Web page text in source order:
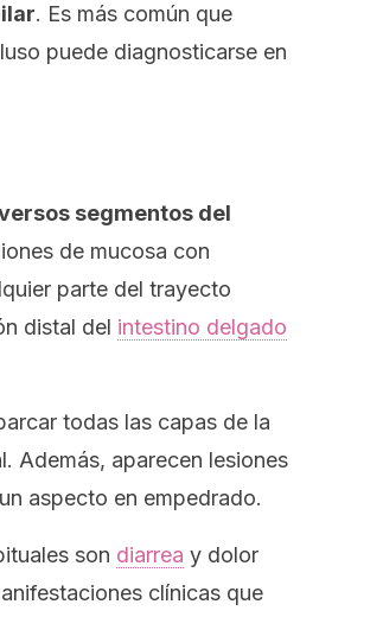
. Es más común que
puede diagnosticarse en
segmentos del
de mucosa con
parte del trayecto
distal del intestino delgado
todas las capas de la
. Además, aparecen lesiones
aspecto en empedrado.
son diarrea y dolor
clínicas que